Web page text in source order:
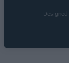
Designed